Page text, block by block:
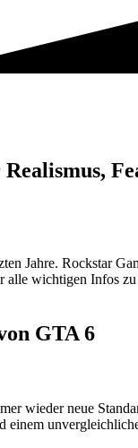
Jahre. Rockstar
wichtigen Infos zu
GTA 6
wieder neue